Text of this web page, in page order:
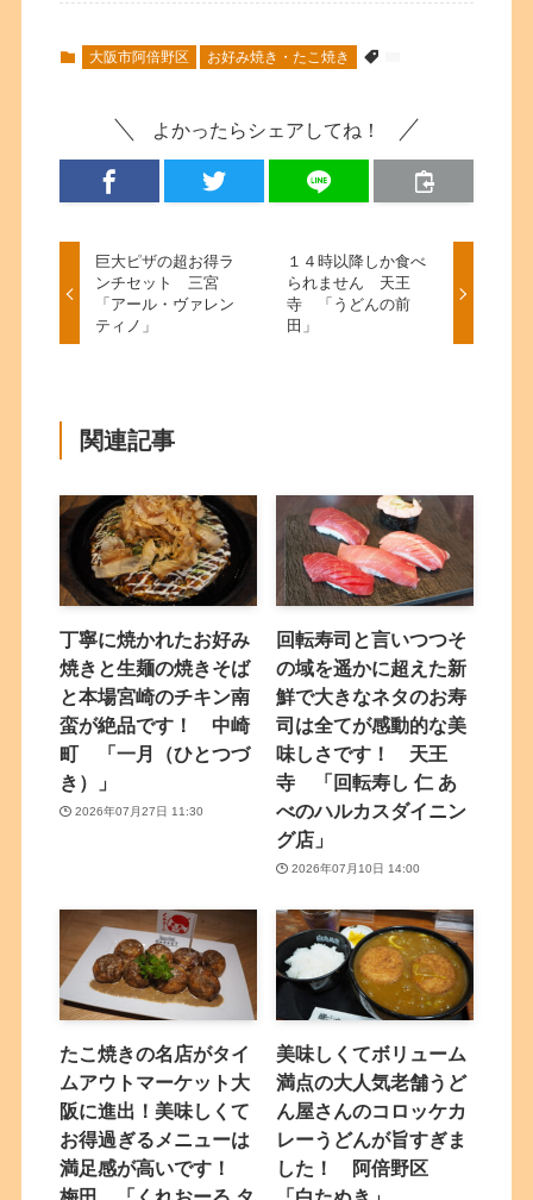
大阪市阿倍野区 お好み焼き・たこ焼き
よかったらシェアしてね！
巨大ピザの超お得ラ
ンチセット 三宮
「アール・ヴァレン
ティノ」
１４時以降しか食べ
られません 天王
寺 「うどんの前
田」
関連記事
丁寧に焼かれたお好み
焼きと生麺の焼きそば
と本場宮崎のチキン南
蛮が絶品です！ 中崎
町 「一月（ひとつづ
き）」
2026年07月27日 11:30
回転寿司と言いつつそ
の域を遥かに超えた新
鮮で大きなネタのお寿
司は全てが感動的な美
味しさです！ 天王
寺 「回転寿し 仁 あ
べのハルカスダイニン
グ店」
2026年07月10日 14:00
たこ焼きの名店がタイ
ムアウトマーケット大
阪に進出！美味しくて
お得過ぎるメニューは
満足感が高いです！
美味しくてボリューム
満点の大人気老舗うど
ん屋さんのコロッケカ
レーうどんが旨すぎま
した！ 阿倍野区